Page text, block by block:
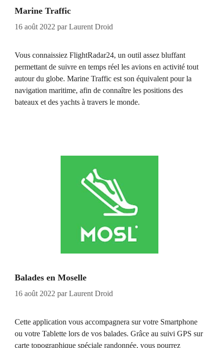
Marine Traffic
16 août 2022 parLaurent Droid
Vous connaissiez FlightRadar24, un outil assez bluffant
permettant de suivre en temps réel les avions en activité tout
autour du globe. Marine Traffic est son équivalent pour la
navigation maritime, afin de connaître les positions des
bateaux et des yachts à travers le monde.
Balades en Moselle
16 août 2022 parLaurent Droid
Cette application vous accompagnera sur votre Smartphone
ou votre Tablette lors de vos balades. Grâce au suivi GPS sur
carte topographique spéciale randonnée, vous pourrez